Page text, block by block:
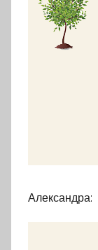
Александра: